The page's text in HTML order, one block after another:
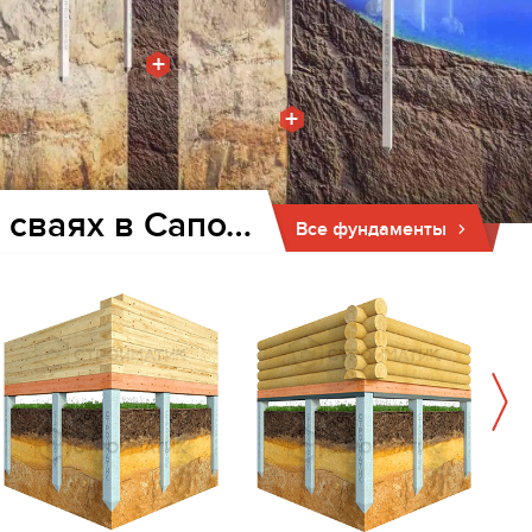
+
+
Все фундаменты
Фундамент для дома и бани на забивных ж/б сваях в Сапожке